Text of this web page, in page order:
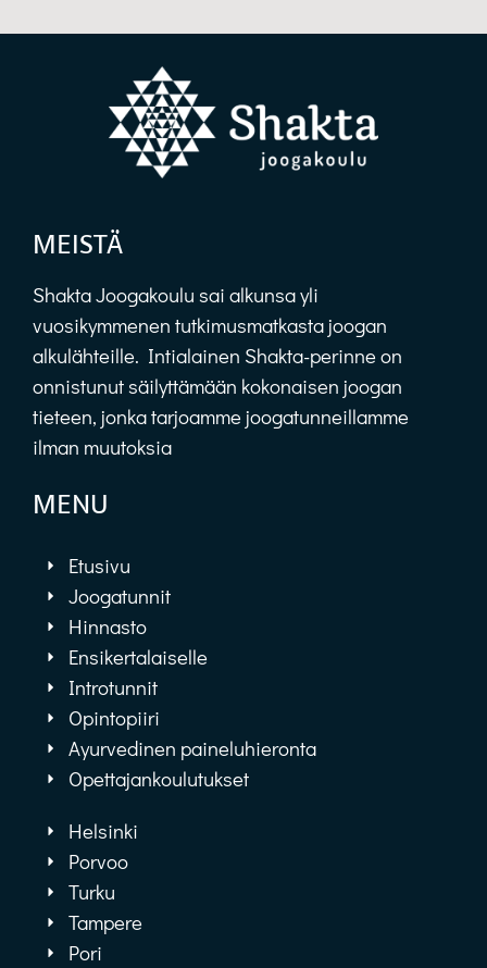
MEISTÄ
Shakta Joogakoulu sai alkunsa yli
vuosikymmenen tutkimusmatkasta joogan
alkulähteille. Intialainen Shakta-perinne on
onnistunut säilyttämään kokonaisen joogan
tieteen, jonka tarjoamme joogatunneillamme
ilman muutoksia
MENU
Etusivu
Joogatunnit
Hinnasto
Ensikertalaiselle
Introtunnit
Opintopiiri
Ayurvedinen paineluhieronta
Opettajankoulutukset
Helsinki
Porvoo
Turku
Tampere
Pori